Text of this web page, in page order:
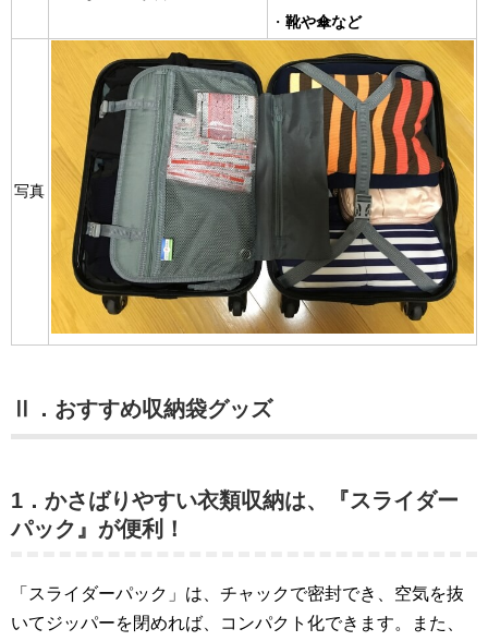
・ 靴や傘など
写真
Ⅱ．おすすめ収納袋グッズ
1．かさばりやすい衣類収納は、
『スライダー
パック』 が便利！
「スライダーパック」は、チャックで密封でき、空気を抜
いてジッパーを閉めれば、コンパクト化できます。また、